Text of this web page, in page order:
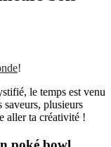
!
le temps est venu
saveurs, plusieurs
aller ta créativité !